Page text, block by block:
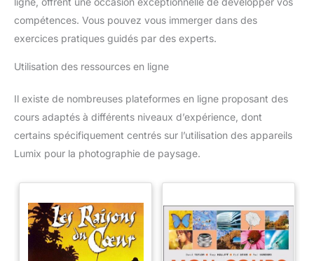
compétences. Vous pouvez vous immerger dans des
exercices pratiques guidés par des experts.
Utilisation des ressources en ligne
Il existe de nombreuses plateformes en ligne proposant des
cours adaptés à différents niveaux d’expérience, dont
certains spécifiquement centrés sur l’utilisation des appareils
Lumix pour la photographie de paysage.